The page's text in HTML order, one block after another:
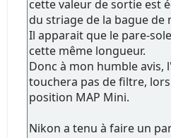
cette valeur de sortie est
du striage de la bague de
Il apparait que le pare-
cette même longueur.
Donc à mon humble avis,
touchera pas de filtre,
position MAP Mini.
Nikon a tenu à faire un